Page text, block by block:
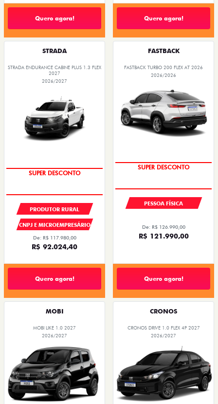
Quero agora! Quero agora!
STRADA
STRADA ENDURANCE CABINE PLUS 1.3 FLEX
2027
2026/2027
SUPER DESCONTO
PRODUTOR RURAL
CNPJ E MICROEMPRESÁRIO
De: R$ 117.980,00
R$ 92.024,40
Quero agora!
FASTBACK
FASTBACK TURBO 200 FLEX AT 2026
2026/2026
SUPER DESCONTO
PESSOA FÍSICA
De: R$ 126.990,00
R$ 121.990,00
Quero agora!
MOBI
MOBI LIKE 1.0 2027
2026/2027
CRONOS
CRONOS DRIVE 1.0 FLEX 4P 2027
2026/2027